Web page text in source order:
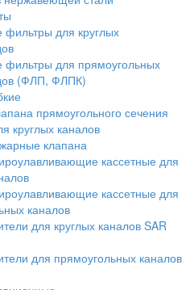
для круглых
фильтры для прямоугольных
(ФЛП, ФЛПК)
прямоугольного сечения
круглых каналов
клапана
кассетные для
кассетные для
каналов
для круглых каналов SAR
для прямоугольных каналов